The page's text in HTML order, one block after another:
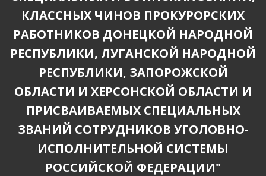
КЛАССНЫХ ЧИНОВ ПРОКУРОРСКИХ
РАБОТНИКОВ ДОНЕЦКОЙ НАРОДНОЙ
РЕСПУБЛИКИ, ЛУГАНСКОЙ НАРОДНОЙ
РЕСПУБЛИКИ, ЗАПОРОЖСКОЙ
ОБЛАСТИ И ХЕРСОНСКОЙ ОБЛАСТИ И
ПРИСВАИВАЕМЫХ СПЕЦИАЛЬНЫХ
ЗВАНИЙ СОТРУДНИКОВ УГОЛОВНО-
ИСПОЛНИТЕЛЬНОЙ СИСТЕМЫ
РОССИЙСКОЙ ФЕДЕРАЦИИ"